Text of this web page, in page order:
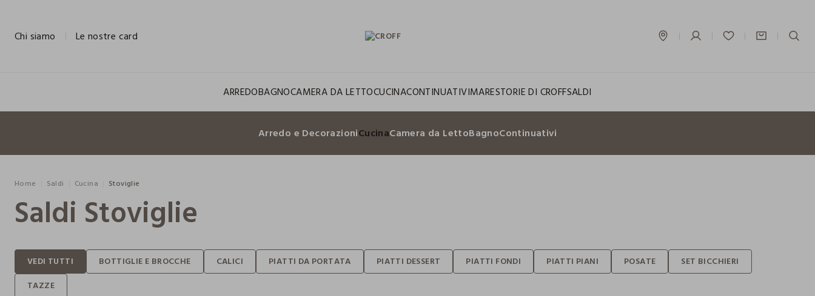
Chi siamo Le nostre card
ARREDOBAGNOCAMERA DA LETTOCUCINACONTINUATIVIMARESTORIE DI CROFFSALDI
Arredo e DecorazioniCucinaCamera da LettoBagnoContinuativi
Home Saldi Cucina Stoviglie
Saldi Stoviglie